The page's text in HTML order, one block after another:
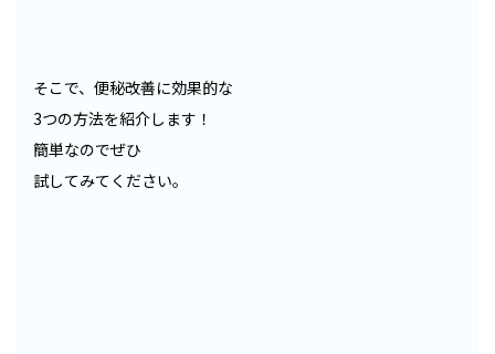
そこで、便秘改善に効果的な
3つの方法を紹介します！
簡単なのでぜひ
試してみてください。